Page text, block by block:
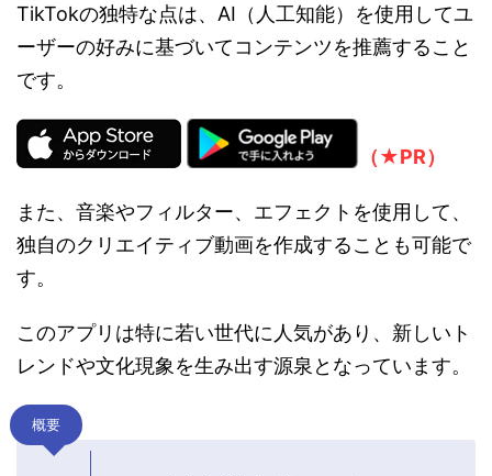
TikTokの独特な点は、AI（人工知能）を使用してユ
ーザーの好みに基づいてコンテンツを推薦すること
です。
（★PR）
また、音楽やフィルター、エフェクトを使用して、
独自のクリエイティブ動画を作成することも可能で
す。
このアプリは特に若い世代に人気があり、新しいト
レンドや文化現象を生み出す源泉となっています。
概要